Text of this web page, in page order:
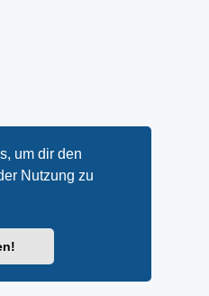
um dir den
Nutzung zu